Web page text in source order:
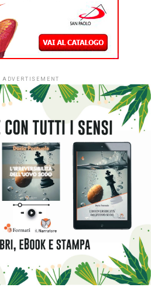
scolastiche e partecipare alla
donazione di libri in programma dal
italiani segna una nuova fase per
dopo dieci anni al fianco delle
raggio d’azione includendo anche i
primissima infanzia.
resa possibile grazie alsostegno
, che dal 2022 ha accompagnato lo
NIDI, il progetto
ai nidi realizzato in Lombardia e
e Verbano-Cusio-Ossola,
Fondazione. In quattro anni la
fino a 350 asili nido situati
queste aree, contribuendo ad